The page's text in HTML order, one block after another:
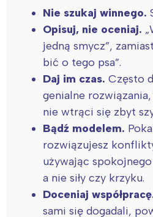
Nie szukaj winnego.
Opisuj, nie oceniaj.
jedną smycz”,
bić o tego psa”.
Daj im czas. Często
genialne
nie wtrąci się zbyt
Bądź modelem.
rozwiązujesz
używając
a nie siły czy krzyku.
Doceniaj
sami się dogadali,